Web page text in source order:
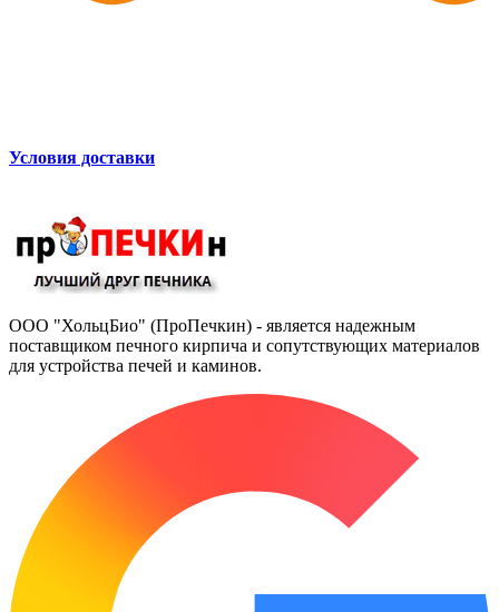
Условия доставки
ООО "ХольцБио" (ПроПечкин) - является надежным
поставщиком печного кирпича и сопутствующих материалов
для устройства печей и каминов.